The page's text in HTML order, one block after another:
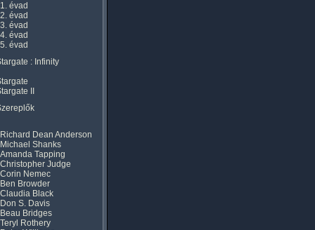
1. évad
2. évad
3. évad
4. évad
5. évad
: Infinity
II
Richard Dean Anderson
Michael Shanks
Amanda Tapping
Christopher Judge
Corin Nemec
Ben Browder
Claudia Black
Don S. Davis
Beau Bridges
Teryl Rothery